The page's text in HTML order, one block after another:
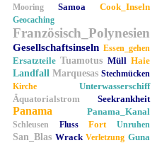
Mooring Samoa Cook_Inseln
Geocaching
Französisch_Polynesien
Gesellschaftsinseln Essen_gehen
Ersatzteile Tuamotus Müll Haie
Landfall Marquesas Stechmücken
Kirche
Unterwasserschiff
Äquatorialstrom
Seekrankheit
Panama Panama_Kanal
Schleusen Fluss Fort Unruhen
San_Blas Wrack Verletzung Guna